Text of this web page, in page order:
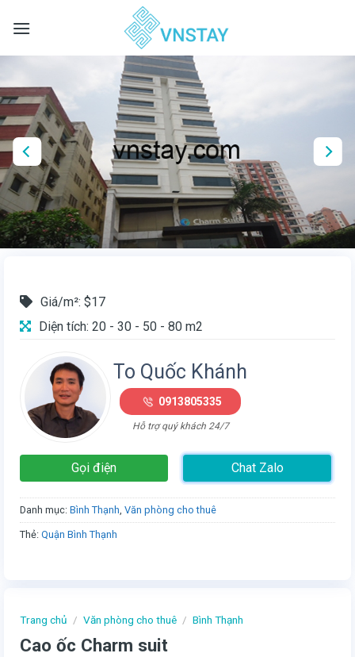
Trang chủ / Văn phòng cho thuê / Bình Thạnh
Cao ốc Charm suit
Giá/m²: $17
Diện tích: 20 - 30 - 50 - 80 m2
To Quốc Khánh
0913805335
Hỗ trợ quý khách 24/7
Gọi điện Chat Zalo
Danh mục: Bình Thạnh Văn phòng cho thuê
Thẻ: Quận Bình Thạnh